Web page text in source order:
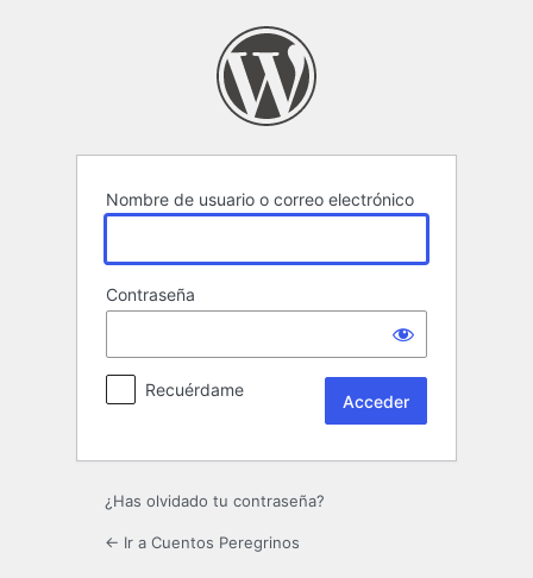
Nombre de usuario o correo electrónico
Contraseña
Recuérdame
¿Has olvidado tu contraseña?
← Ir a Cuentos Peregrinos